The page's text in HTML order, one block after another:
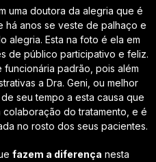
uma doutora da alegria que é
há anos se veste de palhaço e
alegria. Esta na foto é ela em
de público participativo e feliz.
funcionária padrão, pois além
a Dra. Geni, ou melhor
seu tempo a esta causa que
colaboração do tratamento, e é
no rosto dos seus pacientes.
fazem a diferença nesta